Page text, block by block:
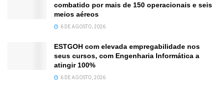
combatido por mais de 150 operacionais e seis
meios aéreos
6 DE AGOSTO, 2026
ESTGOH com elevada empregabilidade nos
seus cursos, com Engenharia Informática a
atingir 100%
6 DE AGOSTO, 2026